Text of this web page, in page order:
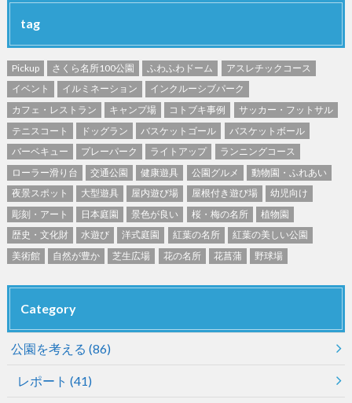
tag
Pickup さくら名所100公園 ふわふわドーム
アスレチックコース
イベント
イルミネーション
インクルーシブパーク
カフェ・レストラン
キャンプ場 コトブキ事例
サッカー・フットサル
テニスコート
ドッグラン バスケットゴール
バスケットボール
バーベキュー
プレーパーク ライトアップ
ランニングコース
ローラー滑り台
交通公園 健康遊具 公園グルメ
動物園・ふれあい
夜景スポット
大型遊具 屋内遊び場 屋根付き遊び場
幼児向け
彫刻・アート
日本庭園 景色が良い 桜・梅の名所
植物園
歴史・文化財
水遊び 洋式庭園 紅葉の名所
紅葉の美しい公園
美術館
自然が豊か 芝生広場 花の名所 花菖蒲 野球場
Category
公園を考える (86)
レポート (41)